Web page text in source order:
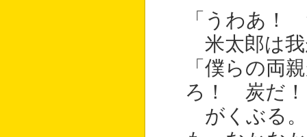
「うわあ！
米太郎は我
「僕らの両
ろ！ 炭だ
がくぶる。